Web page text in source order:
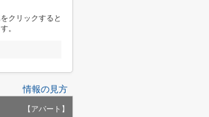
クリックすると
。
情報の見方
【アパート】